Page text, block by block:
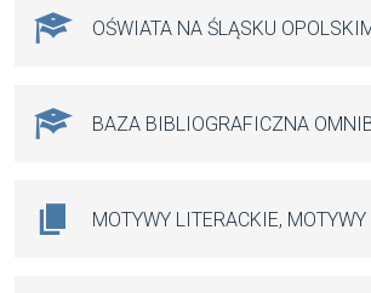
OŚWIATA NA ŚLĄSKU
BAZA BIBLIOGRAFICZNA
MOTYWY LITERACKIE, MOTYWY